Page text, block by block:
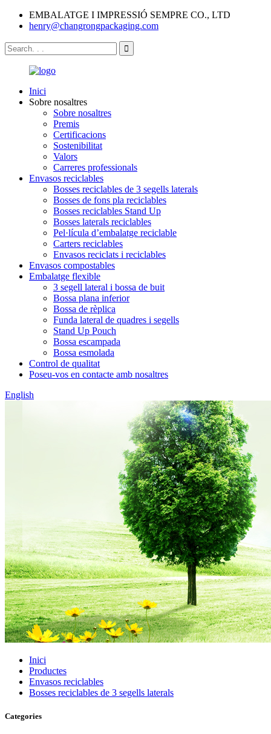
EMBALATGE I IMPRESSIÓ SEMPRE CO., LTD
henry@changrongpackaging.com
Inici
Sobre nosaltres
Sobre nosaltres
Premis
Certificacions
Sostenibilitat
Valors
Carreres professionals
Envasos reciclables
Bosses reciclables de 3 segells laterals
Bosses de fons pla reciclables
Bosses reciclables Stand Up
Bosses laterals reciclables
Pel·lícula d’embalatge reciclable
Carters reciclables
Envasos reciclats i reciclables
Envasos compostables
Embalatge flexible
3 segell lateral i bossa de buit
Bossa plana inferior
Bossa de rèplica
Funda lateral de quadres i segells
Stand Up Pouch
Bossa escampada
Bossa esmolada
Control de qualitat
Poseu-vos en contacte amb nosaltres
English
Inici
Productes
Envasos reciclables
Bosses reciclables de 3 segells laterals
Categories